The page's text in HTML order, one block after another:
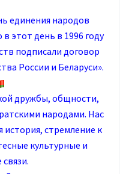
единения народов
этот день в 1996 году
подписали договор
России и Беларуси».
дружбы, общности,
народами. Нас
стремление к
культурные и